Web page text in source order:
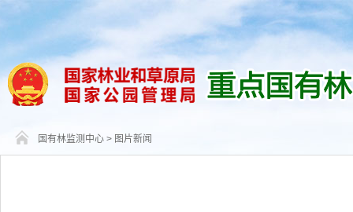
国有林监测中心 > 图片新闻